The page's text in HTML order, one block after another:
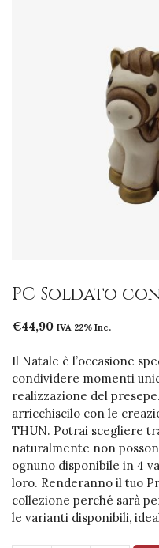
PC Soldato
€44,90 IVA 22% Inc.
Il Natale è l’occasione
condividere momenti
realizzazione del
arricchiscilo con le
THUN. Potrai scegliere
naturalmente non
ognuno disponibile in 4
loro. Renderanno il tuo
collezione perché sarà
le varianti disponibili,